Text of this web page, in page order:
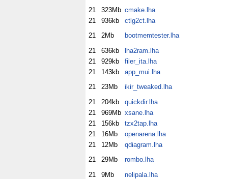
21
323Mb cmake.lha
21
936kb
ctlg2ct.lha
21
2Mb
bootmemtester.lha
21
636kb
lha2ram.lha
21
929kb
filer_ita.lha
21
143kb
app_mui.lha
21
23Mb
ikir_tweaked.lha
21
204kb
quickdir.lha
21
969Mb xsane.lha
21
156kb
tzx2tap.lha
21
16Mb
openarena.lha
21
12Mb
qdiagram.lha
21
29Mb
rombo.lha
21
9Mb
nelipala.lha